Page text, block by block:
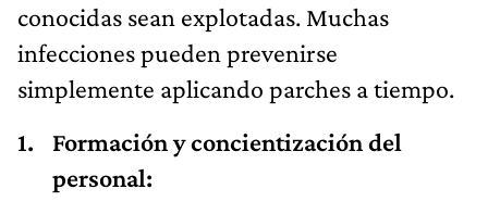
conocidas sean explotadas. Muchas
infecciones pueden prevenirse
simplemente aplicando parches a tiempo.
Formación y concientización del
personal: